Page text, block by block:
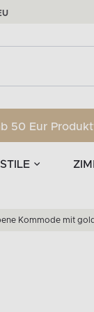
50 Eur
STILE
der Produkte:
der Produkte:
Kommode mit